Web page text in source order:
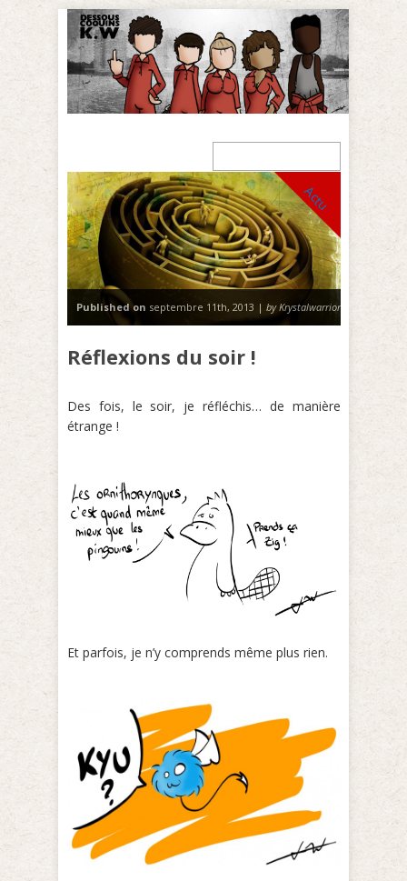
Actu
Published on septembre 11th, 2013 | by Krystalwarrior
Réflexions du soir !
Des fois, le soir, je réfléchis… de manière
étrange !
Et parfois, je n’y comprends même plus rien.